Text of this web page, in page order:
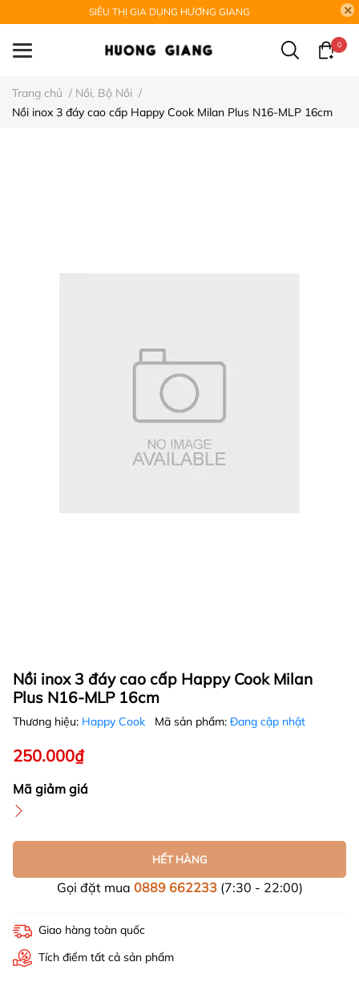
SIÊU THỊ GIA DỤNG HƯƠNG GIANG
0
Trang chủ / Nồi, Bộ Nồi /
Nồi inox 3 đáy cao cấp Happy Cook Milan Plus N16-MLP 16cm
Nồi inox 3 đáy cao cấp Happy Cook Milan
Plus N16-MLP 16cm
Thương hiệu: Happy Cook Mã sản phẩm: Đang cập nhật
250.000₫
Mã giảm giá
HẾT HÀNG
Gọi đặt mua 0889 662233(7:30 - 22:00)
Giao hàng toàn quốc
Tích điểm tất cả sản phẩm